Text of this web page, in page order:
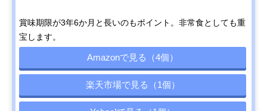
賞味期限が3年6か月と長いのもポイント。非常食としても重
宝します。
Amazonで見る（4個）
楽天市場で見る（1個）